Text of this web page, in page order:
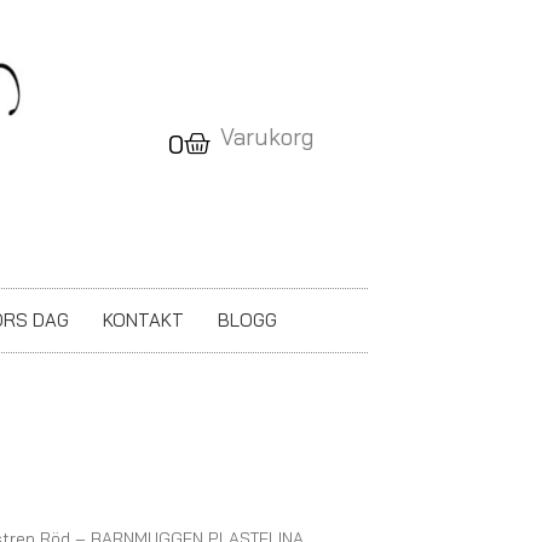
0
Varukorg
Varukorg
DAG KONTAKT BLOGG